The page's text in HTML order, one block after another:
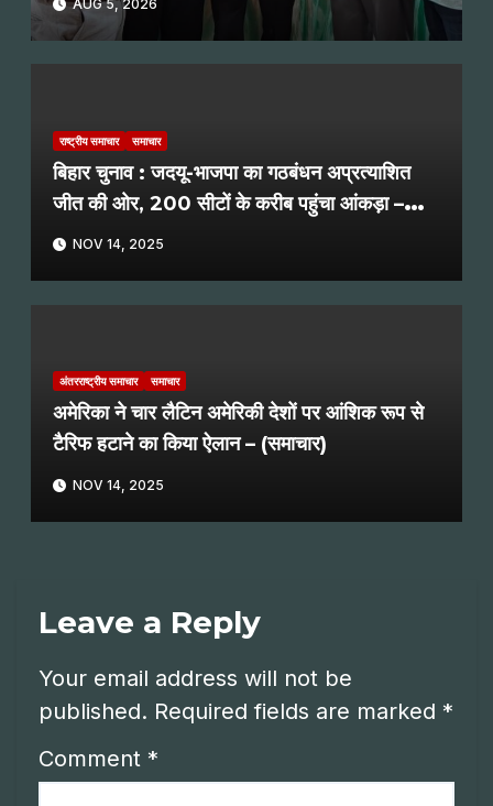
AUG 5, 2026
राष्ट्रीय समाचार समाचार
बिहार चुनाव : जदयू-भाजपा का गठबंधन अप्रत्याशित
जीत की ओर, 200 सीटों के करीब पहुंचा आंकड़ा –
(समाचार)
NOV 14, 2025
अंतरराष्ट्रीय समाचार समाचार
अमेरिका ने चार लैटिन अमेरिकी देशों पर आंशिक रूप से
टैरिफ हटाने का किया ऐलान – (समाचार)
NOV 14, 2025
Leave a Reply
Your email address will not be
published. Required fields are marked *
Comment *